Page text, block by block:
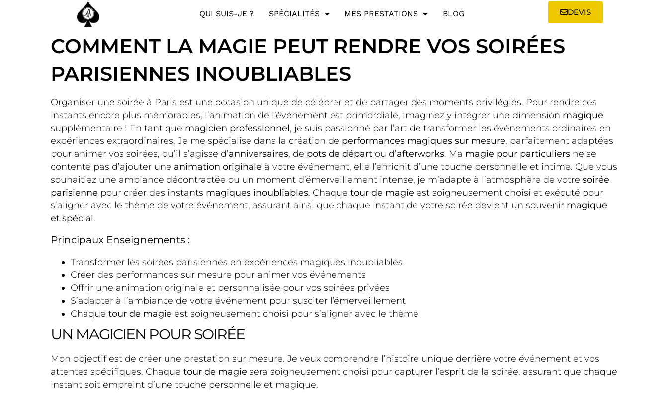
QUI SUIS-JE ? SPÉCIALITÉS MES PRESTATIONS BLOG DEVIS
COMMENT LA MAGIE PEUT RENDRE VOS SOIRÉES
PARISIENNES INOUBLIABLES
Organiser une soirée à Paris est une occasion unique de célébrer et de partager des moments privilégiés. Pour rendre ces
instants encore plus mémorables, l’animation de l’événement est primordiale, imaginez y intégrer une dimension magique
supplémentaire ! En tant que magicien professionnel, je suis passionné par l’art de transformer les événements ordinaires en
expériences extraordinaires. Je me spécialise dans la création de performances magiques sur mesure, parfaitement adaptées
pour animer vos soirées, qu’il s’agisse d’anniversaires, de pots de départ ou d’afterworks. Ma magie pour particuliers ne se
contente pas d’ajouter une animation originale à votre événement, elle l’enrichit d’une touche personnelle et intime. Que vous
souhaitiez une ambiance décontractée ou un moment d’émerveillement intense, je m’adapte à l’atmosphère de votre soirée
parisienne pour créer des instants magiques inoubliables. Chaque tour de magie est soigneusement choisi et exécuté pour
s’aligner avec le thème de votre événement, assurant ainsi que chaque instant de votre soirée devient un souvenir magique
et spécial.
Principaux Enseignements :
Transformer les soirées parisiennes en expériences magiques inoubliables
Créer des performances sur mesure pour animer vos événements
Offrir une animation originale et personnalisée pour vos soirées privées
S’adapter à l’ambiance de votre événement pour susciter l’émerveillement
Chaque tour de magie est soigneusement choisi pour s’aligner avec le thème
UN MAGICIEN POUR SOIRÉE
Mon objectif est de créer une prestation sur mesure. Je veux comprendre l’histoire unique derrière votre événement et vos
attentes spécifiques. Chaque tour de magie sera soigneusement choisi pour capturer l’esprit de la soirée, assurant que chaque
instant soit empreint d’une touche personnelle et magique.